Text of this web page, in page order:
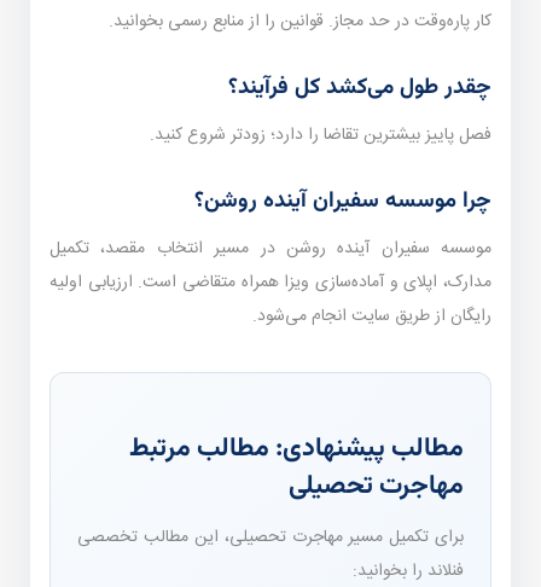
کار پاره‌وقت در حد مجاز. قوانین را از منابع رسمی بخوانید.
چقدر طول می‌کشد کل فرآیند؟
فصل پاییز بیشترین تقاضا را دارد؛ زودتر شروع کنید.
چرا موسسه سفیران آینده روشن؟
موسسه سفیران آینده روشن در مسیر انتخاب مقصد، تکمیل
مدارک، اپلای و آماده‌سازی ویزا همراه متقاضی است. ارزیابی اولیه
رایگان از طریق سایت انجام می‌شود.
مطالب پیشنهادی: مطالب مرتبط
مهاجرت تحصیلی
برای تکمیل مسیر مهاجرت تحصیلی، این مطالب تخصصی
فنلاند را بخوانید: